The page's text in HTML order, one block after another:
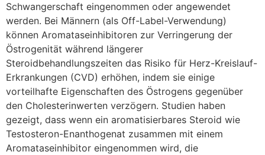
Schwangerschaft eingenommen oder angewendet
werden. Bei Männern (als Off-Label-Verwendung)
können Aromataseinhibitoren zur Verringerung der
Östrogenität während längerer
Steroidbehandlungszeiten das Risiko für Herz-Kreislauf-
Erkrankungen (CVD) erhöhen, indem sie einige
vorteilhafte Eigenschaften des Östrogens gegenüber
den Cholesterinwerten verzögern. Studien haben
gezeigt, dass wenn ein aromatisierbares Steroid wie
Testosteron-Enanthogenat zusammen mit einem
Aromataseinhibitor eingenommen wird, die